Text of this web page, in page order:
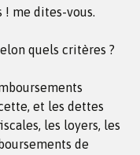
! me dites-vous.
quels critères ?
et les dettes
les loyers, les
de